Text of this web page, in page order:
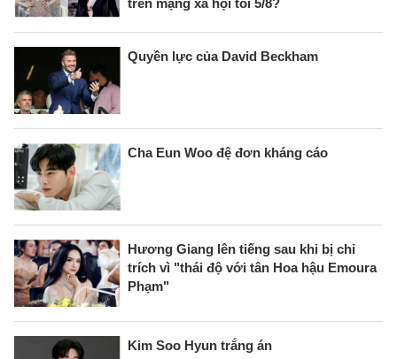
trên mạng xã hội tối 5/8?
Quyền lực của David Beckham
Cha Eun Woo đệ đơn kháng cáo
Hương Giang lên tiếng sau khi bị chỉ
trích vì "thái độ với tân Hoa hậu Emoura
Phạm"
Kim Soo Hyun trắng án